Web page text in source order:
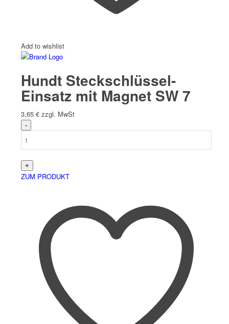
Add to wishlist
Hundt Steckschlüssel-
Einsatz mit Magnet SW 7
3,65 € zzgl. MwSt
ZUM PRODUKT